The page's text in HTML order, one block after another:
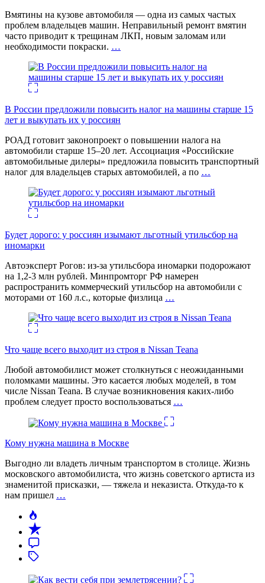
Вмятины на кузове автомобиля — одна из самых частых
проблем владельцев машин. Неправильный ремонт вмятин
часто приводит к трещинам ЛКП, новым заломам или
необходимости покраски. …
В России предложили повысить налог на машины старше 15
лет и выкупать их у россиян
РОАД готовит законопроект о повышении налога на
автомобили старше 15–20 лет. Ассоциация «Российские
автомобильные дилеры» предложила повысить транспортный
налог для владельцев старых автомобилей, а по …
Будет дорого: у россиян изымают льготный утильсбор на
иномарки
Автоэксперт Рогов: из-за утильсбора иномарки подорожают
на 1,2-3 млн рублей. Минпромторг РФ намерен
распространить коммерческий утильсбор на автомобили с
моторами от 160 л.с., которые физлица …
Что чаще всего выходит из строя в Nissan Teana
Любой автомобилист может столкнуться с неожиданными
поломками машины. Это касается любых моделей, в том
числе Nissan Teana. В случае возникновения каких-либо
проблем следует просто воспользоваться …
Кому нужна машина в Москве
Выгодно ли владеть личным транспортом в столице. Жизнь
московского автомобилиста, что жизнь советского артиста из
знаменитой присказки, — тяжела и неказиста. Откуда-то к
нам пришел …